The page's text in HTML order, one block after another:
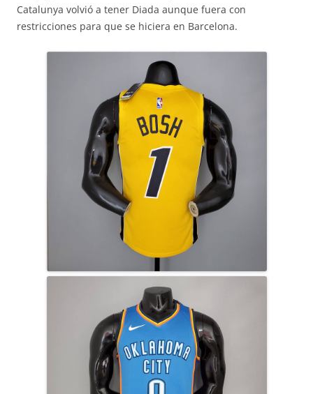
Catalunya volvió a tener Diada aunque fuera con
restricciones para que se hiciera en Barcelona.